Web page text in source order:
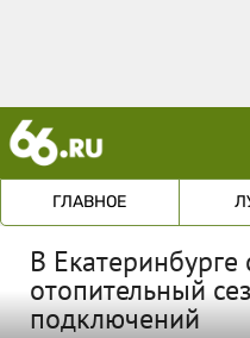
ГЛАВНОЕ
В Екатеринбурге
отопительный
подключений